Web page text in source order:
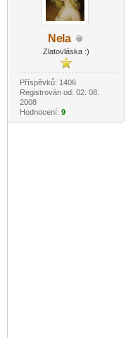
Nela
Zlatovláska :)
Příspěvků: 1406
Registrován od: 02. 08.
2008
Hodnocení: 9